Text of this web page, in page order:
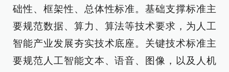
础性、框架性、总体性标准。基础支撑标准主
要规范数据、算力、算法等技术要求，为人工
智能产业发展夯实技术底座。关键技术标准主
要规范人工智能文本、语音、图像，以及人机